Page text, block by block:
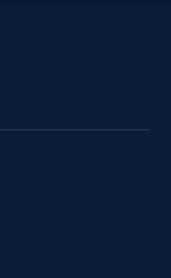
I meget høj grad